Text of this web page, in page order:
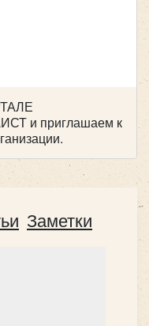
и приглашаем к
Заметки